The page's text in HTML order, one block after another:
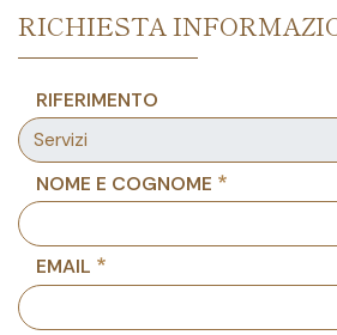
RICHIESTA
RIFERIMENTO
NOME E COGNOME
EMAIL